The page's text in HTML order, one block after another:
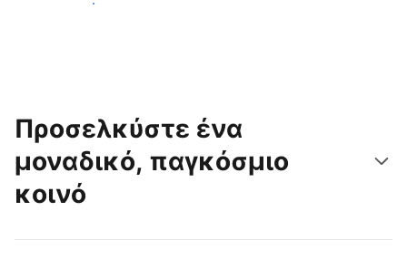
Ξεκινήστε σήμερα
Προσελκύστε ένα
μοναδικό, παγκόσμιο
κοινό